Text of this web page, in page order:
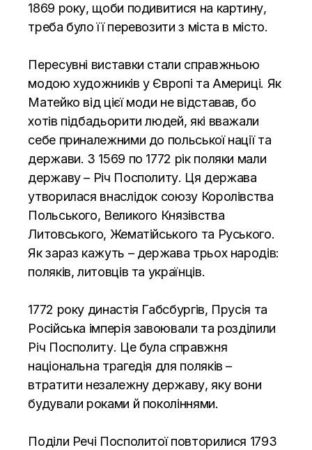
1869 року, щоби подивитися на картину,
треба було її перевозити з міста в місто.
Пересувні виставки стали справжньою
модою художників у Європі та Америці. Як
Матейко від цієї моди не відставав, бо
хотів підбадьорити людей, які вважали
себе приналежними до польської нації та
держави. З 1569 по 1772 рік поляки мали
державу – Річ Посполиту. Ця держава
утворилася внаслідок союзу Королівства
Польського, Великого Князівства
Литовського, Жематійського та Руського.
Як зараз кажуть – держава трьох народів:
поляків, литовців та українців.
1772 року династія Габсбургів, Прусія та
Російська імперія завоювали та розділили
Річ Посполиту. Це була справжня
національна трагедія для поляків –
втратити незалежну державу, яку вони
будували роками й поколіннями.
Поділи Речі Посполитої повторилися 1793